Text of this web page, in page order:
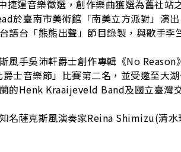
捷運音樂徵選，創作樂曲獲選為舊社站
於臺南市美術館「南美立方派對」演出
語台「熊熊出聲」節目錄製，與歌手
風手吳沛軒爵士創作專輯《No Reason
士音樂節」比賽第二名，並受邀至大湖
的Henk Kraaijeveld Band及國立臺灣
名薩克斯風演奏家Reina Shimizu(清水